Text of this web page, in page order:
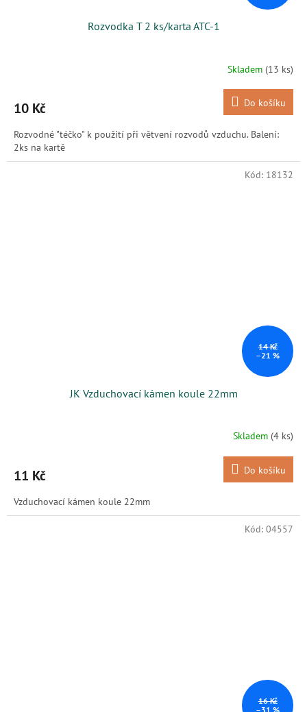
Rozvodka T 2 ks/karta ATC-1
Skladem (13 ks)
10 Kč Do košíku
Rozvodné "téčko" k použití při větvení rozvodů vzduchu. Balení:
2ks na kartě
14 Kč
–21 %
JK Vzduchovací kámen koule 22mm
Skladem (4 ks)
11 Kč Do košíku
Vzduchovací kámen koule 22mm
Kód: 18132
16 Kč
–31 %
Kód: 04557